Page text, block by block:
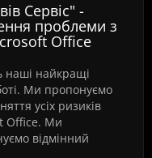
Сервіс" -
проблеми з
Office
наші найкращі
Ми пропонуємо
усіх ризиків
Office. Ми
відмінний